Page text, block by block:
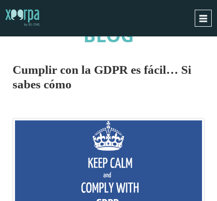
INTEGRACIONES
BLOG
Cumplir con la GDPR es fácil… Si
sabes cómo